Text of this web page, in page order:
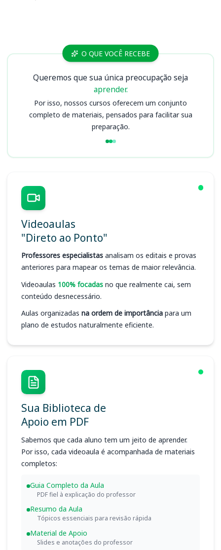
Cursos CAU PEO QUE VOCÊ RECEBE
Queremos que sua única preocupação seja
aprender.
Por isso, nossos cursos oferecem um conjunto
completo de materiais, pensados para facilitar sua
preparação.
Videoaulas
"Direto ao Ponto"
Professores especialistas analisam os editais e provas
anteriores para mapear os temas de maior relevância.
Videoaulas 100% focadas no que realmente cai, sem
conteúdo desnecessário.
Aulas organizadas na ordem de importância para um
plano de estudos naturalmente eficiente.
Sua Biblioteca de
Apoio em PDF
Sabemos que cada aluno tem um jeito de aprender.
Por isso, cada videoaula é acompanhada de materiais
completos:
Guia Completo da Aula
PDF fiel à explicação do professor
Resumo da Aula
Tópicos essenciais para revisão rápida
Material de Apoio
Slides e anotações do professor